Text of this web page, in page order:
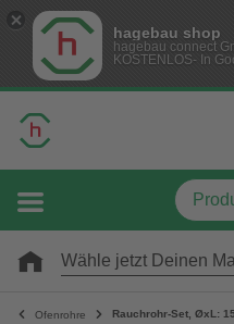
hagebau shop
hagebau connect
KOSTENLOS- In
Wähle jetzt Deinen
Ofenrohre Rauchrohr-Set, ØxL: